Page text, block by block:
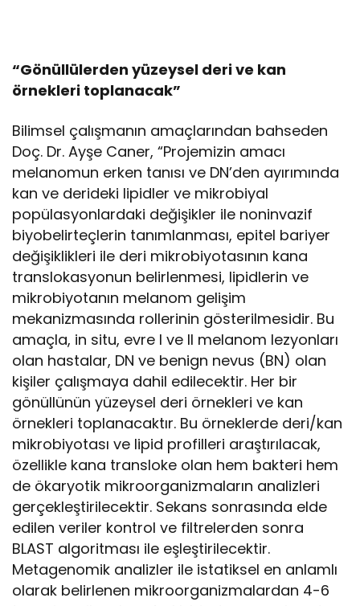
“Gönüllülerden yüzeysel deri ve kan
örnekleri toplanacak”
Bilimsel çalışmanın amaçlarından bahseden
Doç. Dr. Ayşe Caner, “Projemizin amacı
melanomun erken tanısı ve DN’den ayırımında
kan ve derideki lipidler ve mikrobiyal
popülasyonlardaki değişikler ile noninvazif
biyobelirteçlerin tanımlanması, epitel bariyer
değişiklikleri ile deri mikrobiyotasının kana
translokasyonun belirlenmesi, lipidlerin ve
mikrobiyotanın melanom gelişim
mekanizmasında rollerinin gösterilmesidir. Bu
amaçla, in situ, evre I ve II melanom lezyonları
olan hastalar, DN ve benign nevus (BN) olan
kişiler çalışmaya dahil edilecektir. Her bir
gönüllünün yüzeysel deri örnekleri ve kan
örnekleri toplanacaktır. Bu örneklerde deri/kan
mikrobiyotası ve lipid profilleri araştırılacak,
özellikle kana transloke olan hem bakteri hem
de ökaryotik mikroorganizmaların analizleri
gerçekleştirilecektir. Sekans sonrasında elde
edilen veriler kontrol ve filtrelerden sonra
BLAST algoritması ile eşleştirilecektir.
Metagenomik analizler ile istatiksel en anlamlı
olarak belirlenen mikroorganizmalardan 4-6